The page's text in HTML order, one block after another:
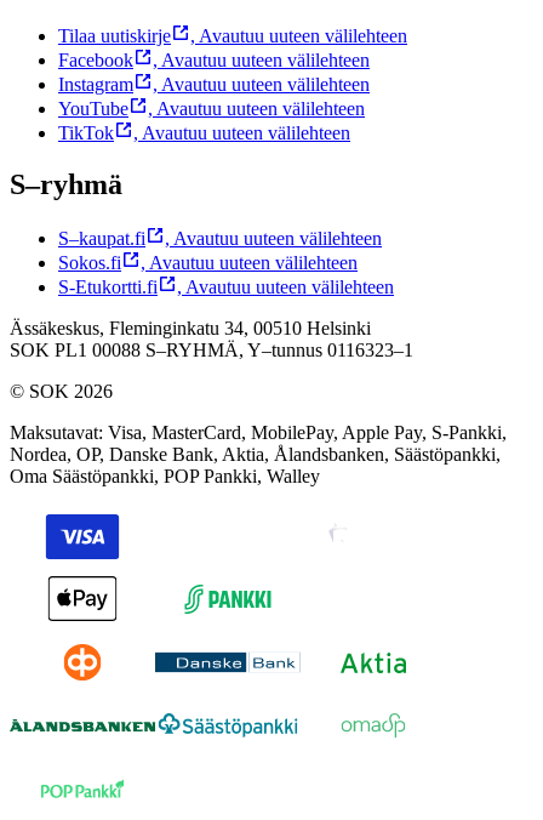
Tilaa uutiskirje , Avautuu uuteen välilehteen
Facebook
, Avautuu uuteen välilehteen
Instagram
, Avautuu uuteen välilehteen
YouTube
, Avautuu uuteen välilehteen
TikTok
, Avautuu uuteen välilehteen
S–ryhmä
S–kaupat.fi , Avautuu uuteen välilehteen
Sokos.fi
, Avautuu uuteen välilehteen
S-Etukortti.fi
, Avautuu uuteen välilehteen
Ässäkeskus, Fleminginkatu 34, 00510 Helsinki
SOK PL1 00088 S–RYHMÄ, Y–tunnus 0116323–1
© SOK 2026
Maksutavat: Visa, MasterCard, MobilePay, Apple Pay, S-Pankki,
Nordea, OP, Danske Bank, Aktia, Ålandsbanken, Säästöpankki,
Oma Säästöpankki, POP Pankki, Walley